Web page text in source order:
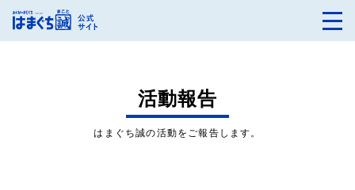
活動報告
はまぐち誠の活動をご報告します。